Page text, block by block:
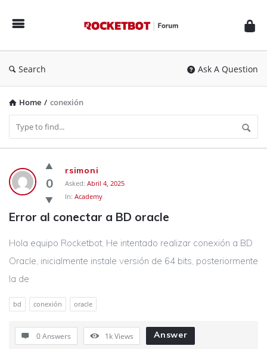
Forum
Search Ask A Question
Home / conexión
Rocketbot
Forum
Latest
Questions
0
rsimoni
Asked: Abril 4, 2025
In: Academy
Error al conectar a BD oracle
Hola equipo Rocketbot, He intentado realizar conexión a BD
Oracle, inicialmente instale versión de 64 bits, posteriormente
la de
bd conexión oracle
0 Answers 1kViews Answer